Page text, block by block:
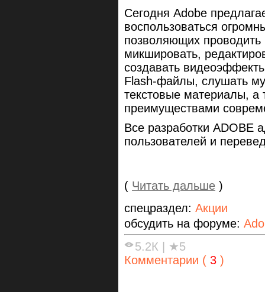
Сегодня Adobe
воспользоваться
позволяющих
микшировать,
создавать
Flash-файлы, слушать
текстовые материалы, а
преимуществами
Все разработки ADOBE
пользователей и
( Читать дальше )
спецраздел: Акции
обсудить на форуме:
5.2К
★5
Комментарии ( 3 )